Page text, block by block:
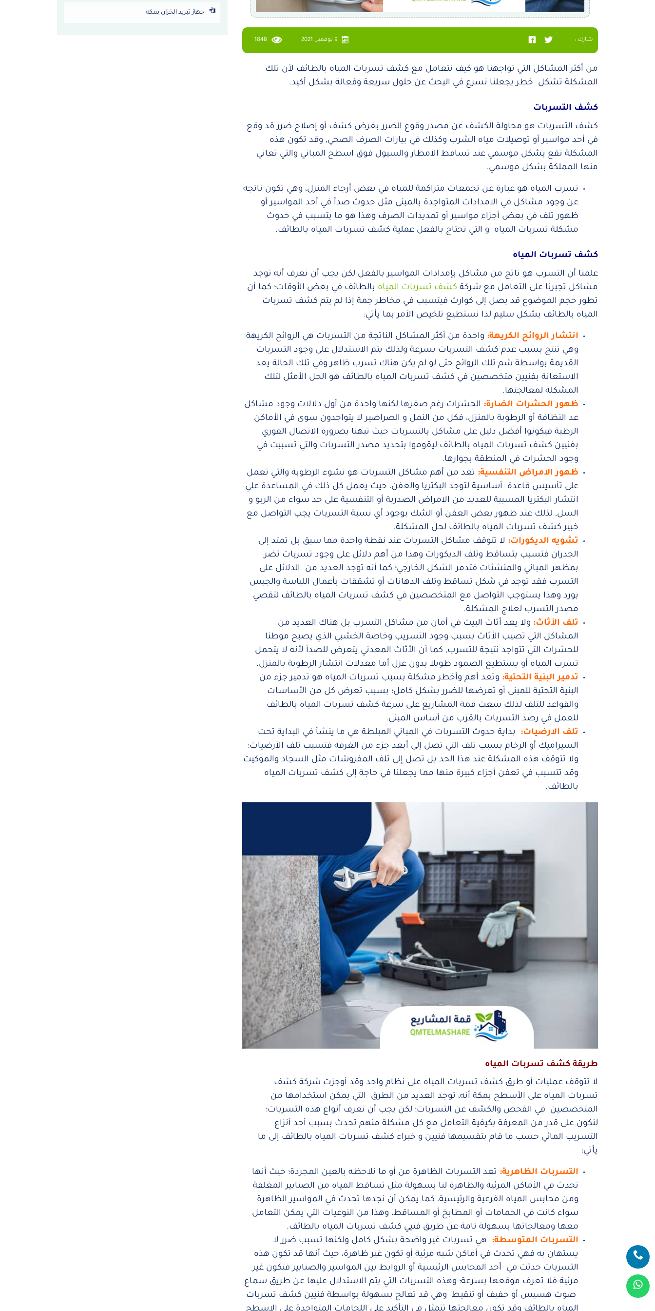
شارك : 9 نوفمبر, 2021 1848
من أكثر المشاكل التي تواجهنا هو كيف نتعامل مع كشف تسربات المياه بالطائف لأن تلك
المشكلة تشكل خطر يجعلنا نسرع في البحث عن حلول سريعة وفعالة بشكل أكيد.
كشف التسربات
كشف التسربات هو محاولة الكشف عن مصدر وقوع الضرر بغرض كشف أو إصلاح ضرر قد وقع
في أحد مواسير أو توصيلات مياه الشرب وكذلك في بيارات الصرف الصحي, وقد تكون هذه
المشكلة تقع بشكل موسمي عند تساقط الأمطار والسيول فوق اسطح المباني والتي تعاني
منها المملكة بشكل موسمي.
تسرب المياه هو عبارة عن تجمعات متراكمة للمياه في بعض أرجاء المنزل، وهي تكون ناتجه
عن وجود مشاكل في الامدادات المتواجدة بالمبنى مثل حدوث صدأ في أحد المواسير أو
ظهور تلف في بعض أجزاء مواسير أو تمديدات الصرف وهذا هو ما يتسبب في حدوث
مشكلة تسربات المياه و التي تحتاج بالفعل عملية كشف تسربات المياه بالطائف.
كشف تسربات المياه
علمنا أن التسرب هو ناتج من مشاكل بإمدادات المواسير بالفعل لكن يجب أن نعرف أنه توجد
مشاكل تجبرنا على التعامل مع شركة كشف تسربات المياه بالطائف في بعض الأوقات؛ كما أن
تطور حجم الموضوع قد يصل إلى كوارث فيتسبب في مخاطر جمة إذا لم يتم كشف تسربات
المياه بالطائف بشكل سليم لذا نستطيع تلخيص الأمر بما يأتي:
انتشار الروائح الكريهة: واحدة من أكثر المشاكل الناتجة من التسربات هي الروائح الكريهة
وهي تنتج بسبب عدم كشف التسربات بسرعة ولذلك يتم الاستدلال على وجود التسربات
القديمة بواسطة شم تلك الروائح حتى لو لم يكن هناك تسرب ظاهر وفي تلك الحالة يعد
الاستعانة بفنيين متخصصين في كشف تسربات المياه بالطائف هو الحل الأمثل لتلك
المشكلة لمعالجتها.
ظهور الحشرات الضارة: الحشرات رغم صغرها لكنها واحدة من أول دلالات وجود مشاكل
عد النظافة أو الرطوبة بالمنزل، فكل من النمل و الصراصير لا يتواجدون سوى في الأماكن
الرطبة فيكونوا أفضل دليل على مشاكل بالتسربات حيث تبهنا بضرورة الاتصال الفوري
بفنيين كشف تسربات المياه بالطائف ليقوموا بتحديد مصدر التسربات والتي تسببت في
وجود الحشرات في المنطقة بجوارها.
ظهور الامراض التنفسية: تعد من أهم مشاكل التسربات هو نشوء الرطوبة والتي تعمل
على تأسيس قاعدة أساسية لتوجد البكتريا والعفن، حيث يعمل كل ذلك في المساعدة علي
انتشار البكتريا المسببة للعديد من الامراض الصدرية أو التنفسية على حد سواء من الربو و
السل, لذلك عند ظهور بعض العفن أو الشك بوجود أي نسبة التسربات يجب التواصل مع
خبير كشف تسربات المياه بالطائف لحل المشكلة.
تشويه الديكورات: لا تتوقف مشاكل التسربات عند نقطة واحدة مما سبق بل تمتد إلى
الجدران فتسبب بتساقط وتلف الديكورات وهذا من أهم دلائل على وجود تسربات تضر
بمظهر المباني والمنشئات فتدمر الشكل الخارجي؛ كما أنه توجد العديد من الدلائل على
التسرب فقد توجد في شكل تساقط وتلف الدهانات أو تشققات بأعمال اللياسة والجبس
بورد وهذا يستوجب التواصل مع المتخصصين في كشف تسربات المياه بالطائف لتقصي
مصدر التسرب لعلاج المشكلة.
تلف الأثاث: ولا يعد أثاث البيت في أمان من مشاكل التسرب بل هناك العديد من
المشاكل التي تصيب الأثاث بسبب وجود التسريب وخاصة الخشبي الذي يصبح موطنا
للحشرات التي تتواجد نتيجة للتسرب, كما أن الأثاث المعدني يتعرض للصدأ لأنه لا يتحمل
تسرب المياه أو يستطيع الصمود طويلا بدون عزل أما معدلات انتشار الرطوبة بالمنزل.
تدمير البنية التحتية: وتعد أهم وأخطر مشكلة بسبب تسربات المياه هو تدمير جزء من
البنية التحتية للمبنى أو تعرضها للضرر بشكل كامل؛ بسبب تعرض كل من الأساسات
والقواعد للتلف لذلك سعت قمة المشاريع على سرعة كشف تسربات المياه بالطائف
للعمل في رصد التسربات بالقرب من أساس المبنى.
تلف الارضيات: بداية حدوث التسربات في المباني المبلطة هي ما ينشأ في البداية تحت
السيراميك أو الرخام بسبب تلف التي تصل إلى أبعد جزء من الغرفة فتسبب تلف الأرضيات؛
ولا تتوقف هذه المشكلة عند هذا الحد بل تصل إلى تلف المفروشات مثل السجاد والموكيت
وقد تتسبب في تعفن أجزاء كبيرة منها مما يجعلنا في حاجة إلى كشف تسربات المياه
بالطائف.
طريقة كشف تسربات المياه
لا تتوقف عمليات أو طرق كشف تسربات المياه على نظام واحد وقد أوجزت شركة كشف
تسربات المياه على الأسطح بمكة أنه، توجد العديد من الطرق التي يمكن استخدامها من
المتخصصين في الفحص والكشف عن التسربات؛ لكن يجب أن نعرف أنواع هذه التسربات؛
لنكون على قدر من المعرفة بكيفية التعامل مع كل مشكلة منهم تحدث بسبب أحد أنزاع
التسريب المائي حسب ما قام بتقسيمها فنيين و خبراء كشف تسربات المياه بالطائف إلى ما
يأتي:
التسربات الظاهرية: تعد التسربات الظاهرة من أو ما نلاحظه بالعين المجردة؛ حيث أنها
تحدث في الأماكن المرئية والظاهرة لنا بسهولة مثل تساقط المياه من الصنابير المغلقة
ومن محابس المياه الفرعية والرئيسية، كما يمكن أن نجدها تحدث في المواسير الظاهرة
سواء كانت في الحمامات أو المطابخ أو المساقط، وهذا من النوعيات التي يمكن التعامل
معها ومعالجاتها بسهولة تامة عن طريق فنيي كشف تسربات المياه بالطائف.
التسربات المتوسطة: هي تسربات غير واضحة بشكل كامل ولكنها تسبب ضرر لا
يستهان به فهي تحدث في أماكن شبه مرئية أو تكون غير ظاهرة، حيث أنها قد تكون هذه
التسربات حدثت في أحد المحابس الرئيسية أو الروابط بين المواسير والصنابير فتكون غير
مرئية فلا تعرف موقعها بسرعة؛ وهذه التسربات التي يتم الاستدلال عليها عن طريق سماع
صوت هسيس أو حفيف أو تنقيط وهي قد تعالج بسهولة بواسطة فنيين كشف تسربات
جهاز تبريد الخزان بمكه